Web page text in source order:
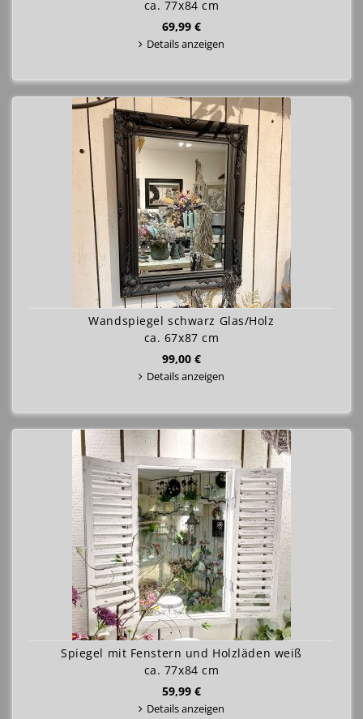
ca. 77x84 cm
69,99 €
Details anzeigen
Wandspiegel schwarz Glas/Holz
ca. 67x87 cm
99,00 €
Details anzeigen
Spiegel mit Fenstern und Holzläden weiß
ca. 77x84 cm
59,99 €
Details anzeigen